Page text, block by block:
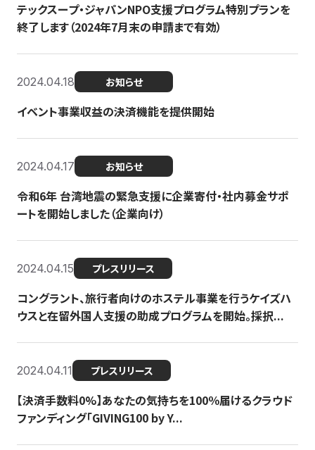
テックスープ・ジャパンNPO支援プログラム特別プランを
終了します（2024年7月末の申請まで有効）
2024.04.18 お知らせ
イベント事業収益の決済機能を提供開始
2024.04.17 お知らせ
令和6年 台湾地震の緊急支援に企業寄付・社内募金サポ
ートを開始しました（企業向け）
2024.04.15 プレスリリース
コングラント、旅行者向けのホステル事業を行うケイズハ
ウスと在留外国人支援の助成プログラムを開始。採択...
2024.04.11 プレスリリース
【決済手数料0%】あなたの気持ちを100％届けるクラウド
ファンディング「GIVING100 by Y...